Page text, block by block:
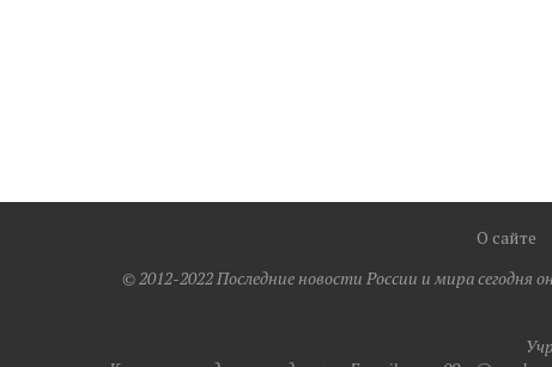
О сайте
© 2012-2022 Последние новости России и мира